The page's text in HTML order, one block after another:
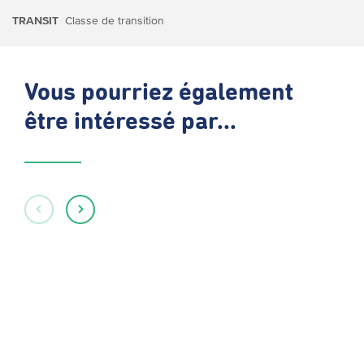
TRANSIT Classe de transition
Vous pourriez également
être intéressé par...